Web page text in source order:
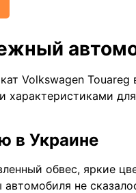
Volkswagen Touareg
в Украине
обвес, яркие
не